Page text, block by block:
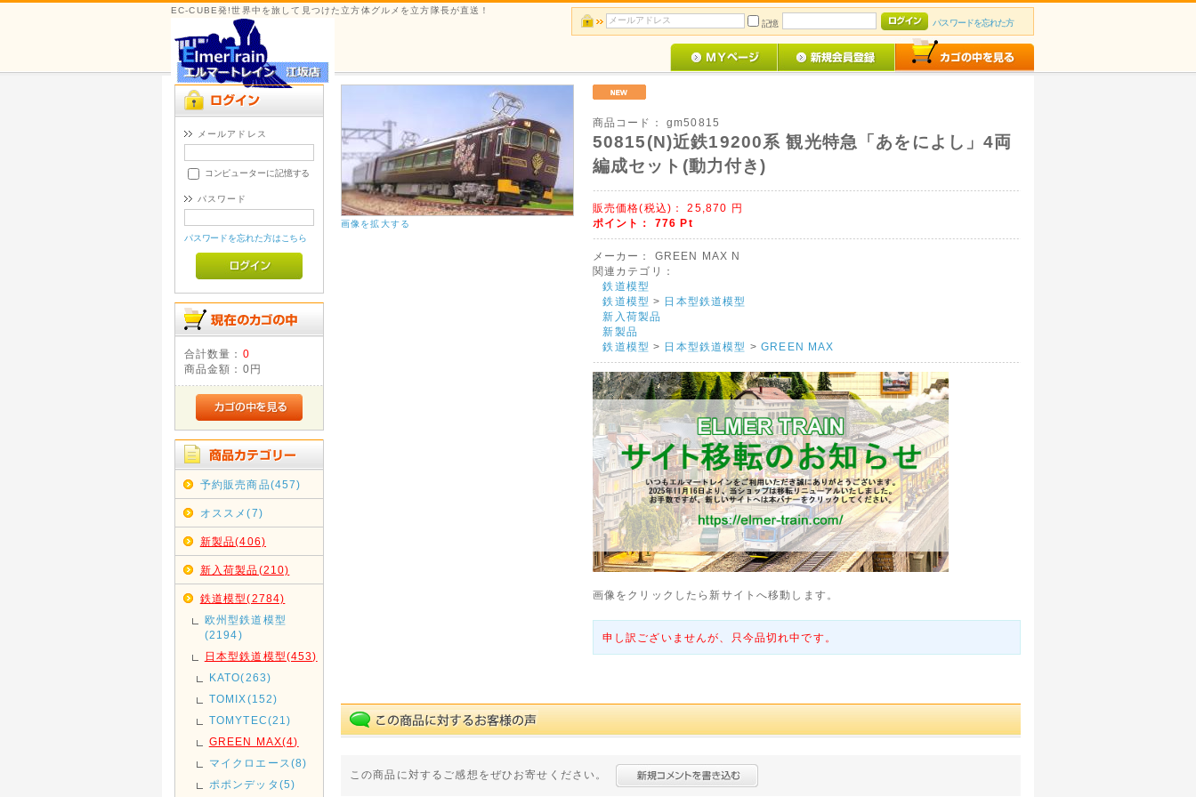
EC-CUBE発!世界中を旅して見つけた立方体グルメを立方隊長が直送！
記憶
パスワードを忘れた方
メールアドレス
コンピューターに記憶する
パスワード
パスワードを忘れた方はこちら
合計数量： 0
商品金額： 0円
予約販売商品(457)
オススメ(7)
新製品(406)
新入荷製品(210)
鉄道模型(2784)
欧州型鉄道模型
(2194)
日本型鉄道模型(453)
KATO(263)
TOMIX(152)
TOMYTEC(21)
GREEN MAX(4)
マイクロエース(8)
ポポンデッタ(5)
画像を拡大する
商品コード： gm50815
50815(N)近鉄19200系 観光特急「あをによし」4両
編成セット(動力付き)
販売価格(税込)： 25,870 円
ポイント： 776 Pt
メーカー：
GREEN MAX N
関連カテゴリ：
鉄道模型
鉄道模型 > 日本型鉄道模型
新入荷製品
新製品
鉄道模型 > 日本型鉄道模型 >GREEN MAX
画像をクリックしたら新サイトへ移動します。
申し訳ございませんが、只今品切れ中です。
この商品に対するご感想をぜひお寄せください。